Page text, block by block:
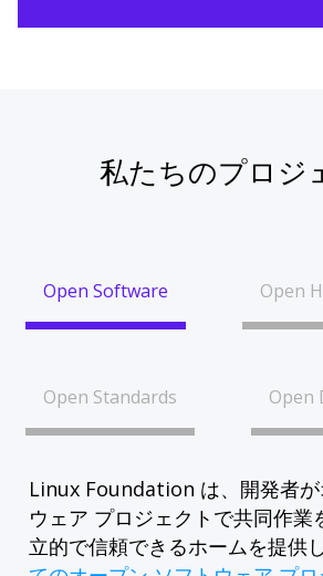
私たちのプロジ
Open Software Open
Open Standards Open
Linux Foundation は、開発者が
ウェア プロジェクトで共同作業
立的で信頼できるホームを提供